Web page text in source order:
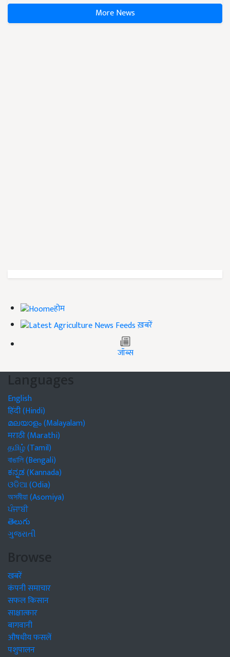
More News
होम
ख़बरें
जॉब्स
Languages
English
हिंदी (Hindi)
മലയാളം (Malayalam)
मराठी (Marathi)
தமிழ் (Tamil)
বাঙালি (Bengali)
ಕನ್ನಡ (Kannada)
ଓଡିଆ (Odia)
অসমীয়া (Asomiya)
ਪੰਜਾਬੀ
తెలుగు
ગુજરાતી
Browse
खबरें
कंपनी समाचार
सफल किसान
साक्षात्कार
बागवानी
औषधीय फसलें
पशुपालन